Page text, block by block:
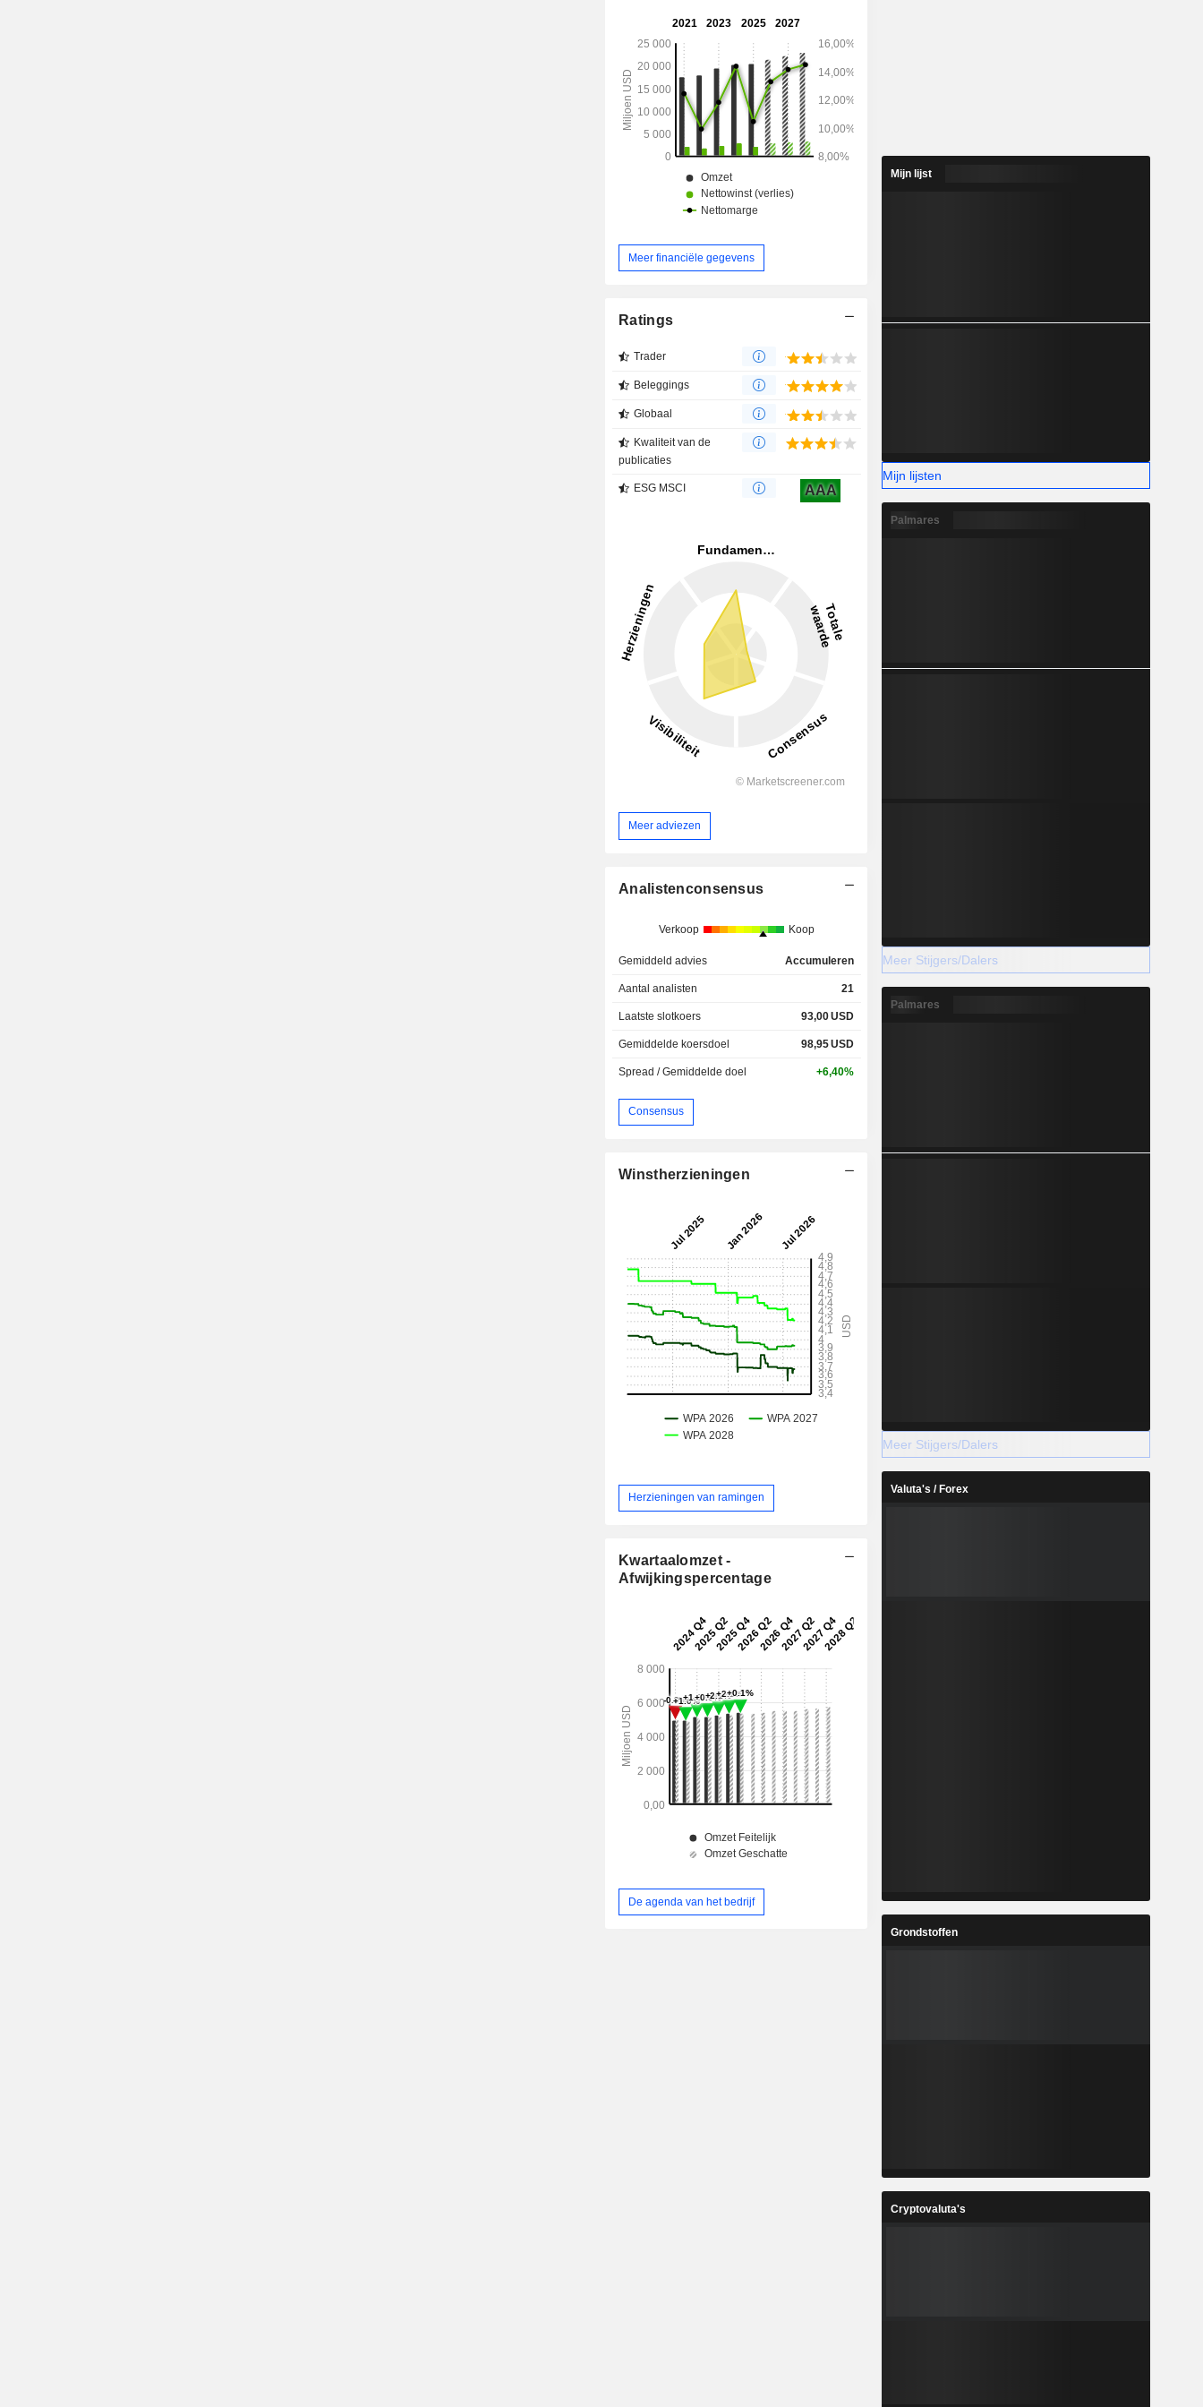
Suavitel, enz.). De geografische verdeling van
de omzet is als volgt: Noord-Amerika (25,7%),
Latijns-Amerika (30,3%), Azië-Stille Oceaan
(18,8%), Europa (17,8%), Afrika en Eurazië
(7,4%); - voeding voor honden en katten (22,6%;
Hill's): wereldwijd nr. 1.
Meer financiële gegevens
Ratings
Trader
Beleggings
Globaal
Kwaliteit van de
publicaties
ESG MSCI AAA
Meer adviezen
Analistenconsensus
Verkoop Koop
Gemiddeld advies Accumuleren
Aantal analisten 21
Laatste slotkoers 93,00USD
Gemiddelde koersdoel 98,95USD
Spread / Gemiddelde doel +6,40%
Consensus
Winstherzieningen
Herzieningen van ramingen
Kwartaalomzet -
Afwijkingspercentage
De agenda van het bedrijf
Mijn lijst
Mijn lijsten
Palmares
Meer Stijgers/Dalers
Palmares
Meer Stijgers/Dalers
Valuta's / Forex
Grondstoffen
Cryptovaluta's